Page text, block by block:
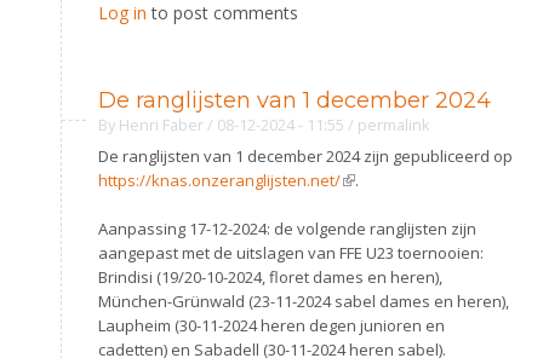
Log in to post comments
De ranglijsten van 1 december 2024
By Henri Faber/ 08-12-2024 - 11:55 / permalink
De ranglijsten van 1 december 2024 zijn gepubliceerd op
https://knas.onzeranglijsten.net/(link is external)
.
Aanpassing 17-12-2024: de volgende ranglijsten zijn
aangepast met de uitslagen van FFE U23 toernooien:
Brindisi (19/20-10-2024, floret dames en heren),
München-Grünwald (23-11-2024 sabel dames en heren),
Laupheim (30-11-2024 heren degen junioren en
cadetten) en Sabadell (30-11-2024 heren sabel).